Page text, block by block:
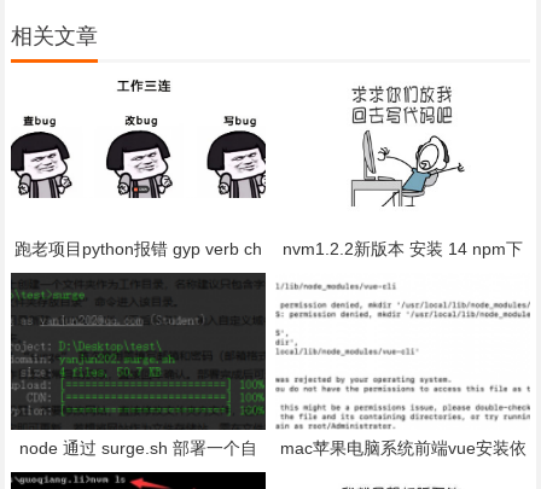
相关文章
跑老项目python报错 gyp verb ch
eck python checking for Python e
xecutable "python2" in the PATH
gyp
nvm1.2.2新版本 安装 14 npm下
system cannot find the file specifi
ed.
node 通过 surge.sh 部署一个自
己的个人网站/文件存储站 - 完全
mac苹果电脑系统前端vue安装依